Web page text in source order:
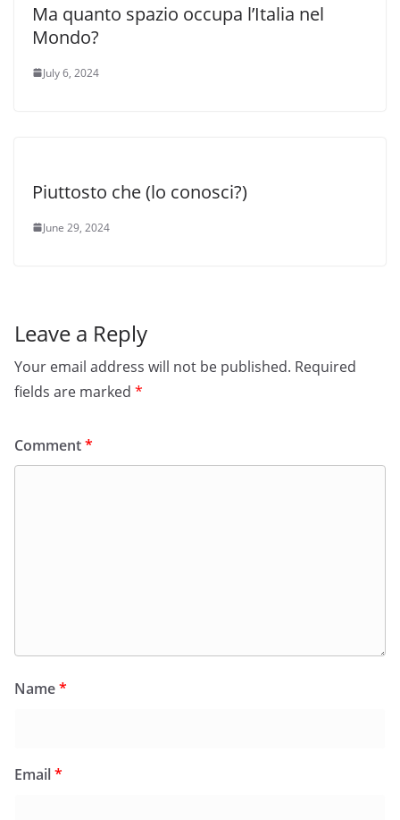
Ma quanto spazio occupa l’Italia nel
Mondo?
July 6, 2024
Piuttosto che (lo conosci?)
June 29, 2024
Leave a Reply
Your email address will not be published. Required
fields are marked *
Comment*
Name*
Email*